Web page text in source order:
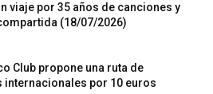
viaje por 35 años de canciones y
(18/07/2026)
Club propone una ruta de
internacionales por 10 euros